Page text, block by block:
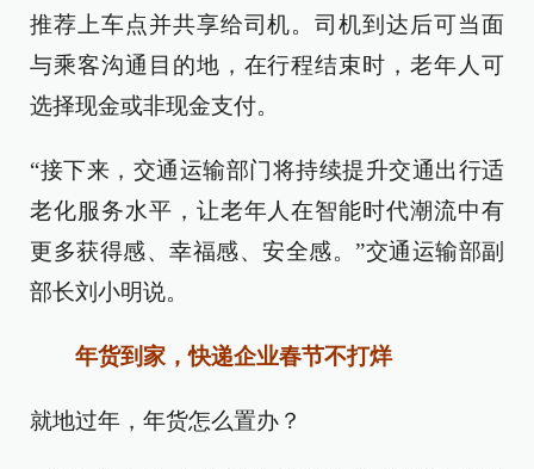
推荐上车点并共享给司机。司机到达后可当面
与乘客沟通目的地，在行程结束时，老年人可
选择现金或非现金支付。
“接下来，交通运输部门将持续提升交通出行适
老化服务水平，让老年人在智能时代潮流中有
更多获得感、幸福感、安全感。”交通运输部副
部长刘小明说。
年货到家，快递企业春节不打烊
就地过年，年货怎么置办？